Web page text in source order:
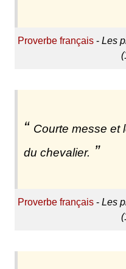
Proverbe français -Les
Courte messe et
du chevalier.
Proverbe français -Les